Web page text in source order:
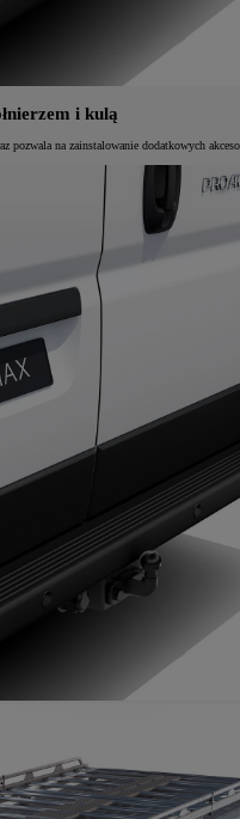
i kulą
pozwala na zainstalowanie dodatkowych